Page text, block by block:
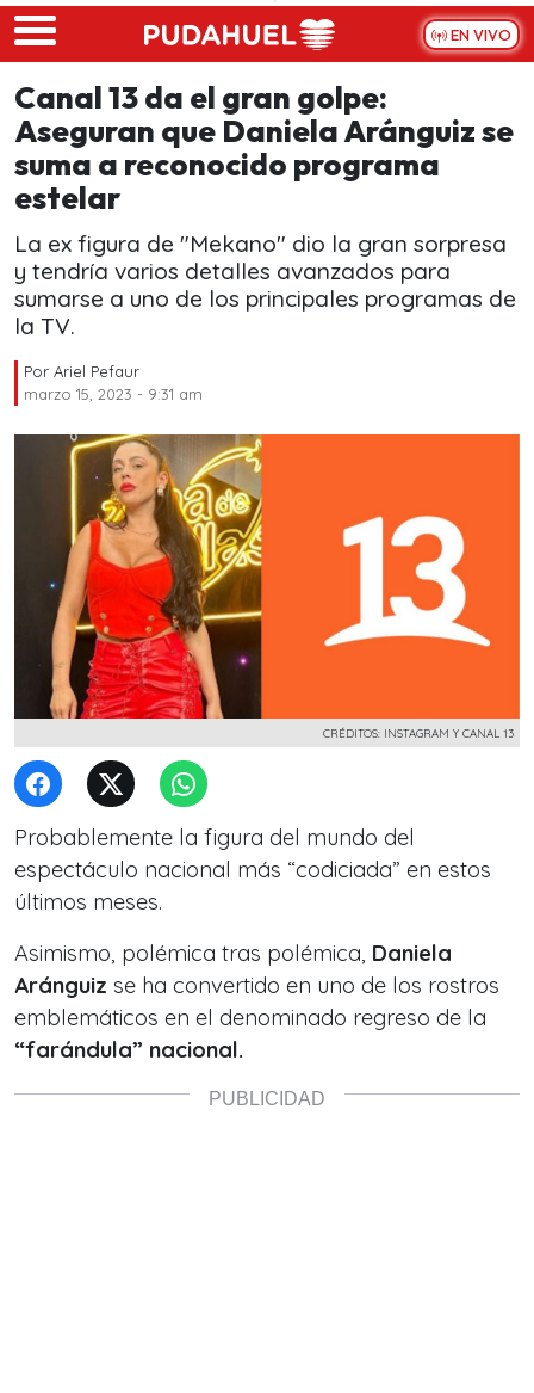
Skip to main content
EN VIVO
Canal 13 da el gran golpe:
Aseguran que Daniela Aránguiz se
suma a reconocido programa
estelar
La ex figura de "Mekano" dio la gran sorpresa
y tendría varios detalles avanzados para
sumarse a uno de los principales programas de
la TV.
Por Ariel Pefaur
marzo 15, 2023 - 9:31 am
CRÉDITOS: INSTAGRAM Y CANAL 13
Probablemente la figura del mundo del
espectáculo nacional más “codiciada” en estos
últimos meses.
Asimismo, polémica tras polémica, Daniela
Aránguiz se ha convertido en uno de los rostros
emblemáticos en el denominado regreso de la
“farándula” nacional.